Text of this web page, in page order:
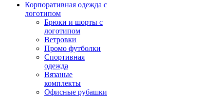
Корпоративная одежда с
логотипом
Брюки и шорты с
логотипом
Ветровки
Промо футболки
Спортивная
одежда
Вязаные
комплекты
Офисные рубашки